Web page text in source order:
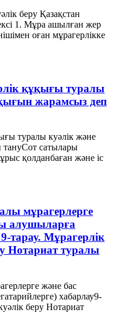
беру Қазақстан
1. Мұра ашылған жер
оған мұрагерлiкке
құқығы туралы
жарамсыз деп
туралы куәлік және
тануСот сатылары
қолданбаған және іс
мұрагерлерге
алушыларға
тарау. Мұрагерлiк
Нотариат туралы
және бас
хабарлау9-
беру Нотариат